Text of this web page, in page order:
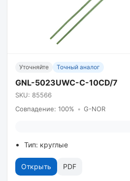
Уточняйте Точный аналог
GNL-5023UWC-C-10CD/7
SKU: 85566
Совпадение: 100% • G-NOR
Тип: круглые
Открыть PDF